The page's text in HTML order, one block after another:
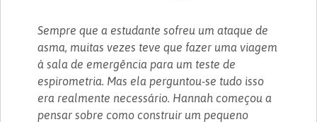
Sempre que a estudante sofreu um ataque de
asma, muitas vezes teve que fazer uma viagem
à sala de emergência para um teste de
espirometria. Mas ela perguntou-se tudo isso
era realmente necessário. Hannah começou a
pensar sobre como construir um pequeno